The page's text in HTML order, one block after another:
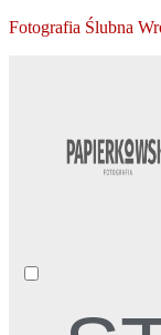
Fotografia Ślubna